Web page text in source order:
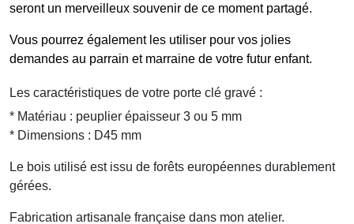
seront un merveilleux souvenir de ce moment partagé.
Vous pourrez également les utiliser pour vos jolies
demandes au parrain et marraine de votre futur enfant.
Les caractéristiques de votre porte clé gravé :
* Matériau : peuplier épaisseur 3 ou 5 mm
* Dimensions : D45 mm
Le bois utilisé est issu de forêts européennes durablement
gérées.
Fabrication artisanale française dans mon atelier.